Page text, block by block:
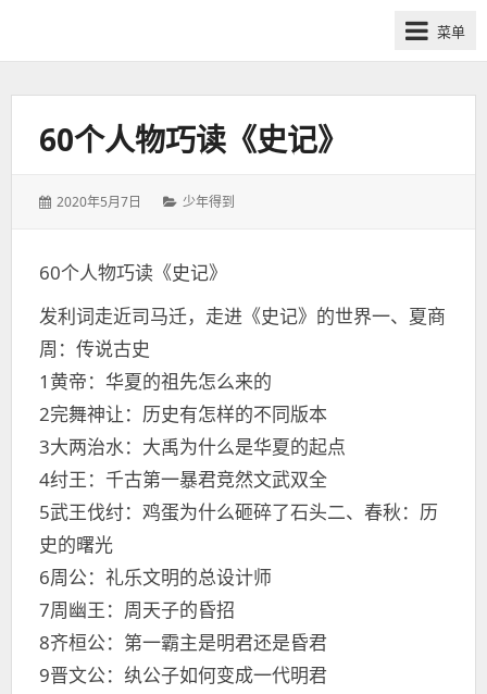
筹
群-
菜单
60个人物巧读《史记》
发
2020年5月7日
分
少年得到
60个人物巧读《史记》
发利词走近司马迁，走进《史记》的世界一、夏商
周：传说古史
1黄帝：华夏的祖先怎么来的
2完舞神让：历史有怎样的不同版本
3大两治水：大禹为什么是华夏的起点
4纣王：千古第一暴君竞然文武双全
5武王伐纣：鸡蛋为什么砸碎了石头二、春秋：历
史的曙光
6周公：礼乐文明的总设计师
7周幽王：周天子的昏招
8齐桓公：第一霸主是明君还是昏君
9晋文公：纨公子如何变成一代明君